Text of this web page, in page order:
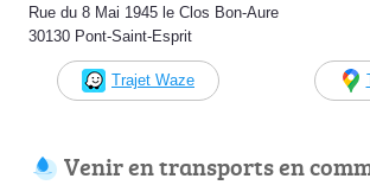
Rue du 8 Mai 1945 le Clos Bon-Aure
30130 Pont-Saint-Esprit
Trajet Waze
Venir en transports en